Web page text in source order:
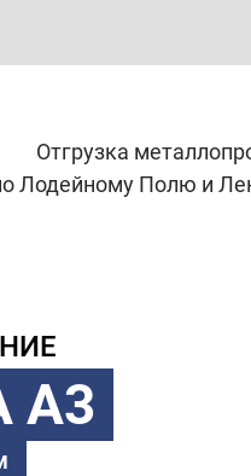
Отгрузка
Лодейному Полю и
А3